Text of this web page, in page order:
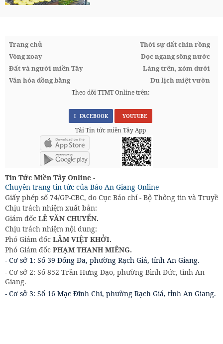
Trang chủ
Thời sự đất chín rồng
Vòng xoay
Dọc ngang sông nước
Đất và người miền Tây
Làng trên, xóm dưới
Văn hóa đồng bằng
Du lịch miệt vườn
Theo dõi TTMT Online trên:
FACEBOOK YOUTUBE
Tải Tin tức miền Tây App
Tin Tức Miền Tây Online -
Chuyên trang tin tức của Báo An Giang Online
Giấy phép số 74/GP-CBC, do Cục Báo chí - Bộ Thông tin và
Chịu trách nhiệm xuất bản:
Giám đốc LÊ VĂN CHUYỂN.
Chịu trách nhiệm nội dung:
Phó Giám đốc LÂM VIỆT KHỞI.
Phó Giám đốc PHẠM THANH MIÊNG.
- Cơ sở 1: Số 39 Đống Đa, phường Rạch Giá, tỉnh An Giang.
- Cơ sở 2: Số 852 Trần Hưng Đạo, phường Bình Đức, tỉnh An
Giang.
- Cơ sở 3: Số 16 Mạc Đĩnh Chi, phường Rạch Giá, tỉnh An Giang.